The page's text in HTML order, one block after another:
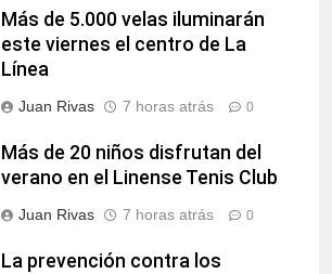
Más de 5.000 velas iluminarán
este viernes el centro de La
Línea
Juan Rivas 7 horas atrás 0
Más de 20 niños disfrutan del
verano en el Linense Tenis Club
Juan Rivas 7 horas atrás 0
La prevención contra los